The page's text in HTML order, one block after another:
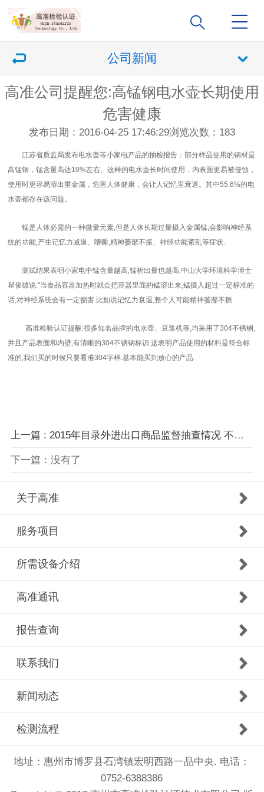
公司新闻
高准公司提醒您:高锰钢电水壶长期使用
危害健康
发布日期：2016-04-25 17:46:29浏览次数： 183
江苏省质监局发布电水壶等小家电产品的抽检报告：部分样品使用的钢材是
高锰钢，锰含量高达10%左右。这样的电水壶长时间使用，内表面更易被侵蚀，
使用时更容易溶出重金属，危害人体健康，会让人记忆里衰退。其中55.6%的电
水壶都存在该问题。
锰是人体必需的一种微量元素,但是人体长期过量摄入金属锰;会影响神经系
统的功能,产生记忆力减退、嗜睡,精神萎靡不振、神经功能紊乱等症状.
测试结果表明小家电中锰含量越高,锰析出量也越高.中山大学环境科学博士
瞿俊雄说:"当食品容器加热时就会把容器里面的锰溶出来,锰摄入超过一定标准的
话,对神经系统会有一定损害.比如说记忆力衰退,整个人可能精神萎靡不振.
高准检验认证提醒:很多知名品牌的电水壶、豆浆机等,均采用了304不锈钢,
并且产品表面和内壁,有清晰的304不锈钢标识.这表明产品使用的材料是符合标
准的,我们买的时候只要看准304字样.基本能买到放心的产品.
上一篇 : 2015年目录外进出口商品监督抽查情况 不合格率达
下一篇：没有了
关于高准
服务项目
所需设备介绍
高准通讯
报告查询
联系我们
新闻动态
检测流程
地址：惠州市博罗县石湾镇宏明西路一品中央. 电话：
0752-6388386